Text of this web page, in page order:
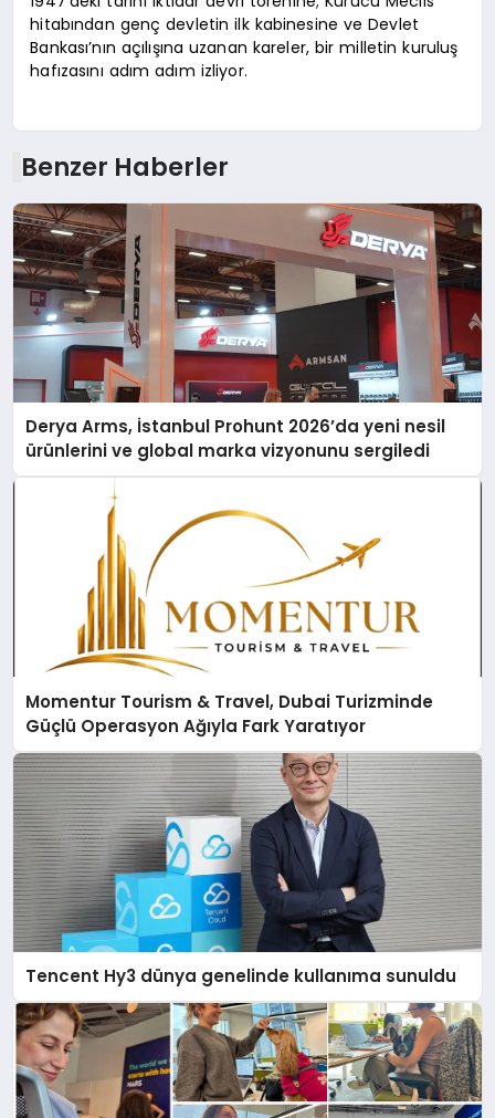
hitabından genç devletin ilk kabinesine ve Devlet
Bankası’nın açılışına uzanan kareler, bir milletin kuruluş
hafızasını adım adım izliyor.
Benzer Haberler
Derya Arms, İstanbul Prohunt 2026’da yeni nesil
ürünlerini ve global marka vizyonunu sergiledi
Momentur Tourism & Travel, Dubai Turizminde
Güçlü Operasyon Ağıyla Fark Yaratıyor
Tencent Hy3 dünya genelinde kullanıma sunuldu